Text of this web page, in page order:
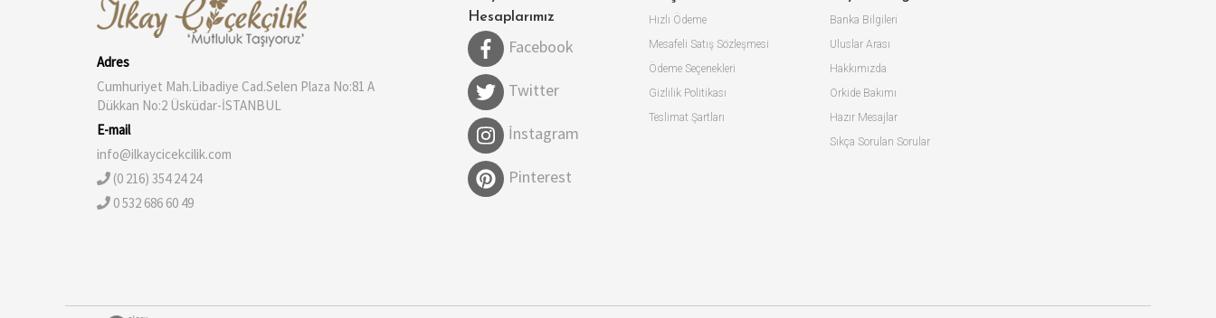
Adres
Cumhuriyet Mah.Libadiye Cad.Selen Plaza No:81 A
Dükkan No:2 Üsküdar-İSTANBUL
E-mail
info@ilkaycicekcilik.com
(0 216) 354 24 24
0 532 686 60 49
Hesaplarımız
Facebook
Twitter
İnstagram
Pinterest
Hızlı Ödeme
Mesafeli Satış Sözleşmesi
Ödeme Seçenekleri
Gizlilik Politikası
Teslimat Şartları
Banka Bilgileri
Uluslar Arası
Hakkımızda
Orkide Bakımı
Hazır Mesajlar
Sıkça Sorulan Sorular